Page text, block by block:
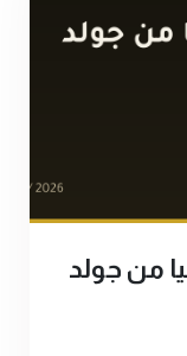
من جولد